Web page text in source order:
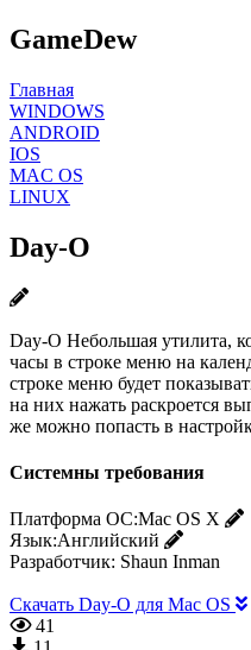
GameDew
Главная
WINDOWS
ANDROID
IOS
MAC OS
LINUX
Day-O
Day-O Небольшая утилита,
часы в строке меню на
строке меню будет
на них нажать раскроется
же можно попасть в
Системны требования
Платформа ОС:Mac OS X
Язык:Английский
Разработчик: Shaun Inman
Скачать Day-O для Mac OS
41